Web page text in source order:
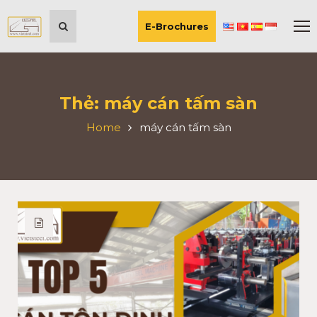
E-Brochures
Thẻ: máy cán tấm sàn
Home máy cán tấm sàn